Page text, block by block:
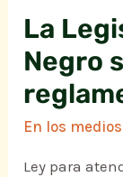
La
Negro
En los medios
Ley para